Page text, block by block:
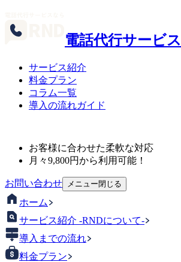
電話代行サービス
サービス紹介
料金プラン
コラム一覧
導入の流れガイド
お客様に合わせた柔軟な対応
月々9,800円から利用可能！
お問い合わせ メニュー閉じる
ホーム
サービス紹介 -RNDについて-
導入までの流れ
料金プラン